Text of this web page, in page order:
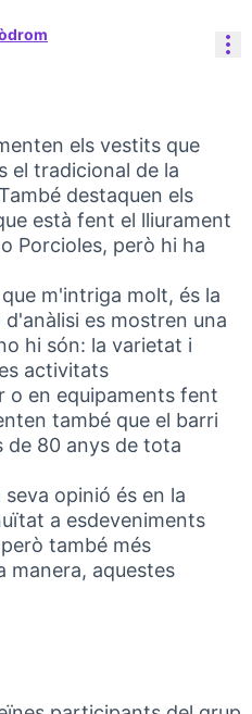
els vestits que
el tradicional de la
destaquen els
està fent el lliurament
Porcioles, però hi ha
m'intriga molt, és la
es mostren una
hi són: la varietat i
activitats
o en equipaments fent
també que el barri
de 80 anys de tota
opinió és en la
a esdeveniments
també més
manera, aquestes